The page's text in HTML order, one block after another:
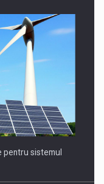
and…
pentru sistemul